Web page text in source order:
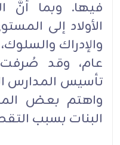
فيها. وبما أنَّ
الأولاد إلى
والإدراك
عام، وقد
تأسيس المدارس
واهتم بعض
البنات بسبب